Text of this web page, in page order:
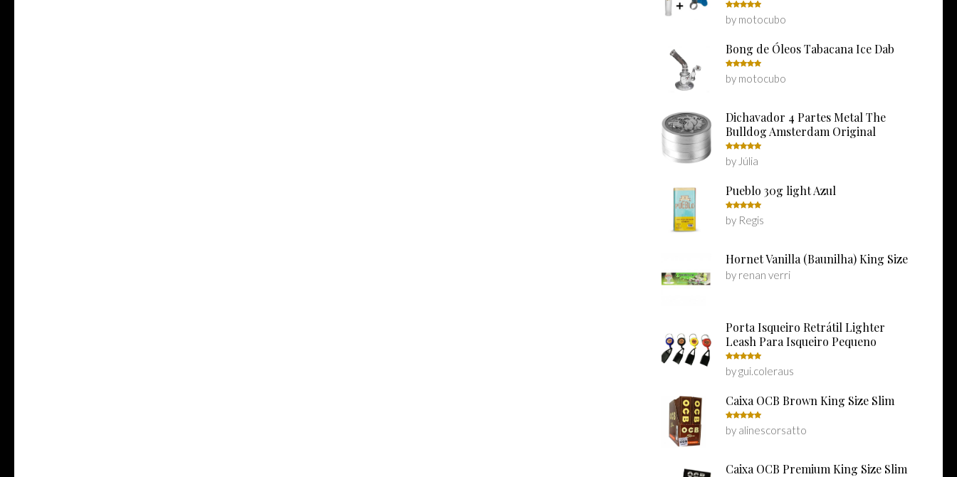
Rated5
by motocubo
Bong de Óleos Tabacana Ice Dab
Rated5
by motocubo
Dichavador 4 Partes Metal The
Bulldog Amsterdam Original
Rated5
by Júlia
Pueblo 30g light Azul
Rated5
by Regis
Hornet Vanilla (Baunilha) King Size
by renan verri
Porta Isqueiro Retrátil Lighter
Leash Para Isqueiro Pequeno
Rated5
by gui.coleraus
Caixa OCB Brown King Size Slim
Rated5
by alinescorsatto
Caixa OCB Premium King Size Slim